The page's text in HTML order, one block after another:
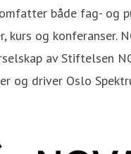
både fag- og
kurs og konferanser.
av Stiftelsen
og driver Oslo